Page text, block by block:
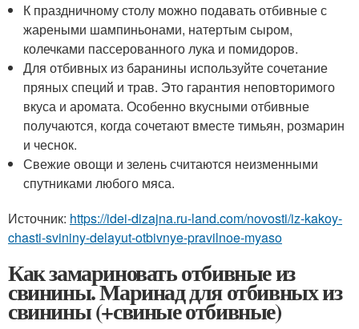
К праздничному столу можно подавать отбивные с
жареными шампиньонами, натертым сыром,
колечками пассерованного лука и помидоров.
Для отбивных из баранины используйте сочетание
пряных специй и трав. Это гарантия неповторимого
вкуса и аромата. Особенно вкусными отбивные
получаются, когда сочетают вместе тимьян, розмарин
и чеснок.
Свежие овощи и зелень считаются неизменными
спутниками любого мяса.
Источник: https://idei-dizajna.ru-land.com/novosti/iz-kakoy-
chasti-svininy-delayut-otbivnye-pravilnoe-myaso
Как замариновать отбивные из
свинины. Маринад для отбивных из
свинины (+свиные отбивные)